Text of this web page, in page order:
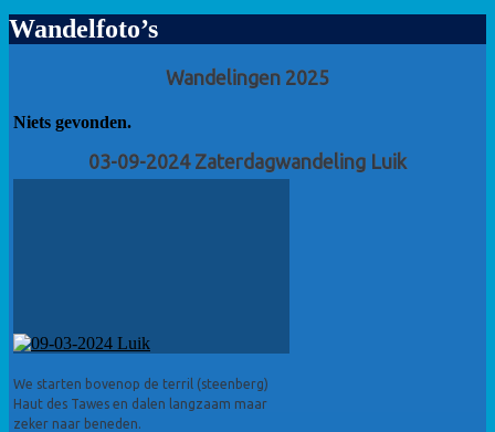
Wandelfoto’s
Wandelingen 2025
Niets gevonden.
03-09-2024 Zaterdagwandeling Luik
We starten bovenop de terril (steenberg)
Haut des Tawes en dalen langzaam maar
zeker naar beneden.